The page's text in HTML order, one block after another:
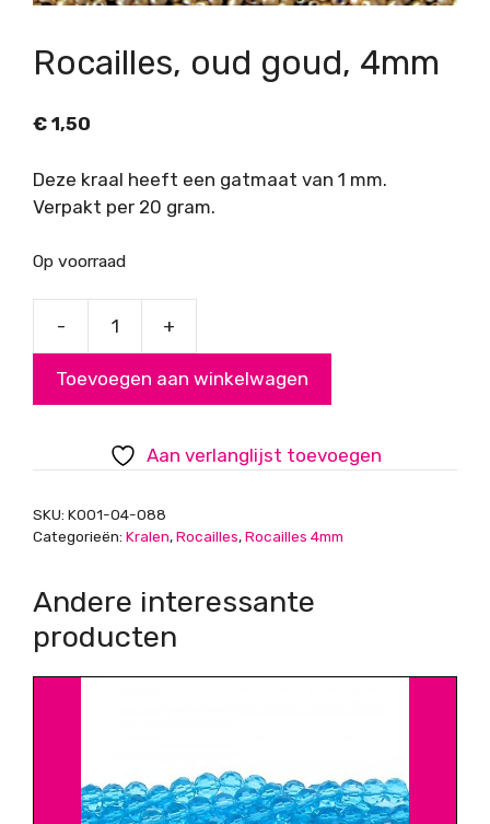
Rocailles, oud goud, 4mm
€ 1,50
Deze kraal heeft een gatmaat van 1 mm.
Verpakt per 20 gram.
Op voorraad
-
goud,
aantal
+
Toevoegen aan winkelwagen
Aan verlanglijst toevoegen
SKU: K001-04-088
Categorieën: Kralen,Rocailles,Rocailles 4mm
Andere interessante
producten